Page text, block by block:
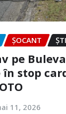
ȘOCANT
pe
stop
11, 2026